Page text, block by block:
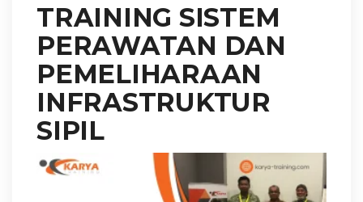
TRAINING SISTEM
PERAWATAN DAN
PEMELIHARAAN
INFRASTRUKTUR
SIPIL